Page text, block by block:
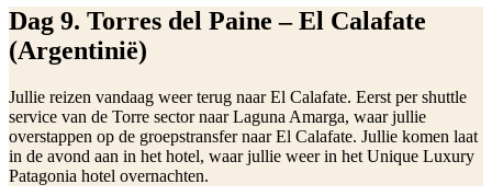
Dag 9. Torres del Paine – El Calafate
(Argentinië)
Jullie reizen vandaag weer terug naar El Calafate. Eerst per shuttle
service van de Torre sector naar Laguna Amarga, waar jullie
overstappen op de groepstransfer naar El Calafate. Jullie komen laat
in de avond aan in het hotel, waar jullie weer in het Unique Luxury
Patagonia hotel overnachten.